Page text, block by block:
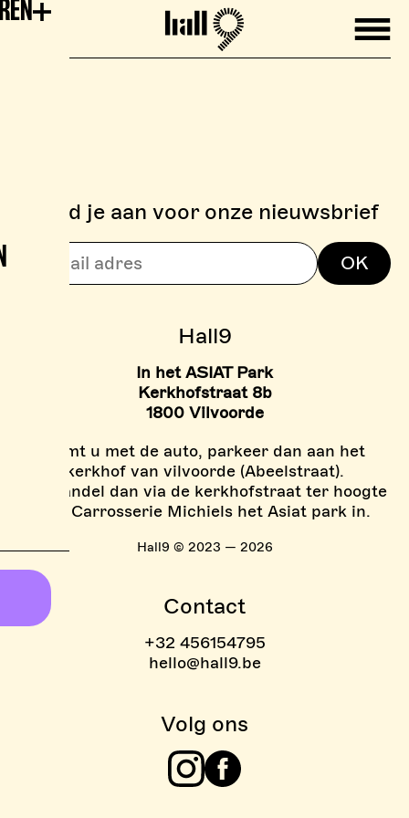
Mobile
Hall9
> BOULDERZONE
> TARIEVEN BOULDER
Hall9
In het ASIAT Park
Kerkhofstraat 8b
1800 Vilvoorde
Komt u met de auto, parkeer dan aan het
kerkhof van vilvoorde (Abeelstraat).
En wandel dan via de kerkhofstraat ter hoogte
van Carrosserie Michiels het Asiat park in.
Hall9 © 2023 — 2026
Contact
+32 456154795
hello@hall9.be
Volg ons
Meld je aan voor onze nieuwsbrief
OK